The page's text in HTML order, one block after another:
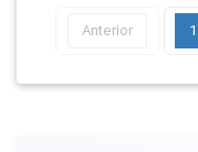
Anterior 1